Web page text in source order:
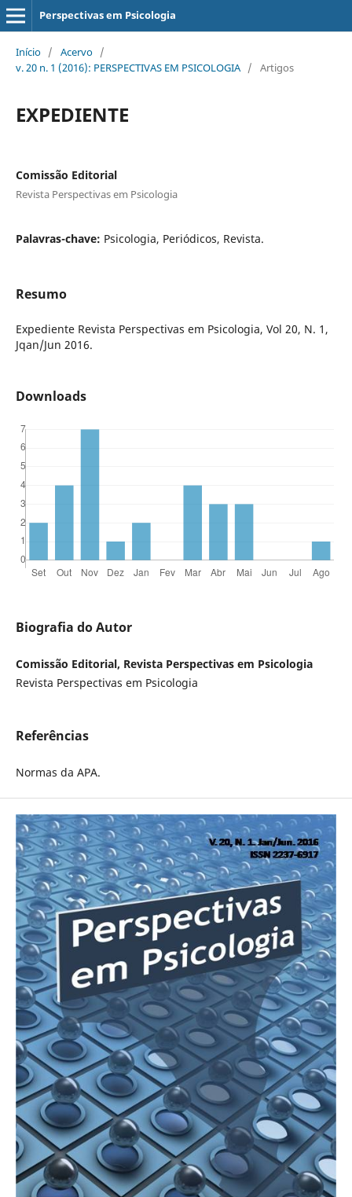
Perspectivas em Psicologia
Início / Acervo /
v. 20 n. 1 (2016): PERSPECTIVAS EM PSICOLOGIA / Artigos
EXPEDIENTE
Comissão Editorial
Revista Perspectivas em Psicologia
Palavras-chave: Psicologia, Periódicos, Revista.
Resumo
Expediente Revista Perspectivas em Psicologia, Vol 20, N. 1,
Jqan/Jun 2016.
Downloads
Biografia do Autor
Comissão Editorial, Revista Perspectivas em Psicologia
Revista Perspectivas em Psicologia
Referências
Normas da APA.